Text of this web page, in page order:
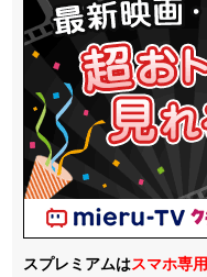
スプレミアムはスマホ専用